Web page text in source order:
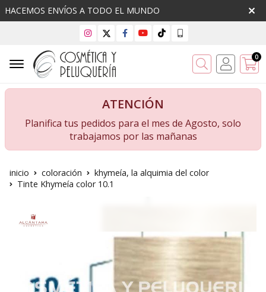
HACEMOS ENVÍOS A TODO EL MUNDO
Buscar 0
ATENCIÓN
Planifica tus pedidos para el mes de Agosto, solo
trabajamos por las mañanas
inicio coloración
khymeía, la alquimia del color
Tinte Khymeía color 10.1